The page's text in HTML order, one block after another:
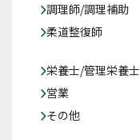
調理師/調理補助
柔道整復師
栄養士/管理栄養士
営業
その他